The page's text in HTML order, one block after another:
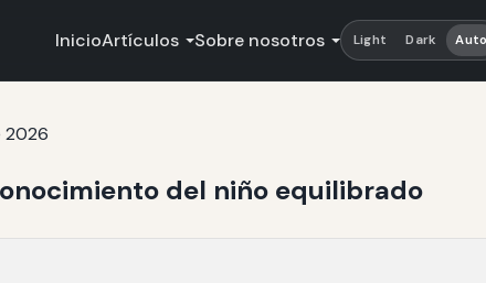
InicioArtículos Sobre nosotros Light Dark Auto
2026
del niño equilibrado